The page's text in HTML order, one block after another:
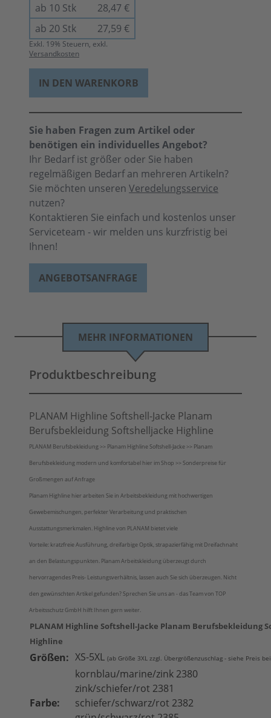
ab 10 Stk
28,47 €
ab 20 Stk
27,59 €
Exkl. 19% Steuern, exkl.
Versandkosten
IN DEN WARENKORB
Sie haben Fragen zum Artikel oder
benötigen ein individuelles Angebot?
Ihr Bedarf ist größer oder Sie haben
regelmäßigen Bedarf an mehreren Artikeln?
Sie möchten unseren Veredelungsservice
nutzen?
Kontaktieren Sie einfach und kostenlos unser
Serviceteam - wir melden uns kurzfristig bei
Ihnen!
ANGEBOTSANFRAGE
MEHR INFORMATIONEN
Produktbeschreibung
PLANAM Highline Softshell-Jacke Planam
Berufsbekleidung Softshelljacke Highline
PLANAM Berufsbekleidung >> Planam Highline Softshell-Jacke >> Planam
Berufsbekleidung modern und komfortabel hier im Shop >> Sonderpreise für
Großmengen auf Anfrage
Planam Highline hier arbeiten Sie in Arbeitsbekleidung mit hochwertigen
Gewebemischungen, perfekter Verarbeitung und praktischen
Ausstattungsmerkmalen. Highline von PLANAM bietet viele
Vorteile: kratzfreie Ausführung, dreifarbige Optik, strapazierfähig mit Dreifachnaht
an den Belastungspunkten. Planam Arbeitskleidung überzeugt durch
hervorragendes Preis- Leistungsverhältnis, lassen auch Sie sich überzeugen. Nicht
den gewünschten Artikel gefunden? Sprechen Sie uns an - das Team von TOP
Arbeitsschutz GmbH hilft Ihnen gern weiter.
PLANAM Highline Softshell-Jacke Planam Berufsbekleidung
Highline
Größen: XS-5XL (ab Größe 3XL zzgl. Übergrößenzuschlag - siehe Preis
Farbe:
kornblau/marine/zink 2380
zink/schiefer/rot 2381
schiefer/schwarz/rot 2382